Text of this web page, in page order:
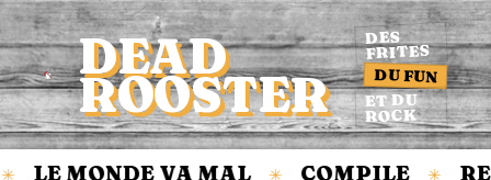
Accueil
DEAD
ROOSTER
DES
FRITES
DU FUN
ET DU
ROCK
LE MONDE VA MAL ✳ COMPILE ✳